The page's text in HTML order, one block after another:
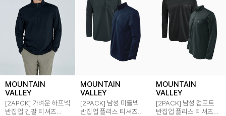
MOUNTAIN
VALLEY
[2APCK] 가벼운 하프넥
반집업 긴팔 티셔츠
MOUNTAIN
VALLEY
[2PACK] 남성 미들넥
반집업 플리스 티셔츠
MOUNTAIN
VALLEY
[2PACK] 남성 컴포트
반집업 플리스 티셔츠